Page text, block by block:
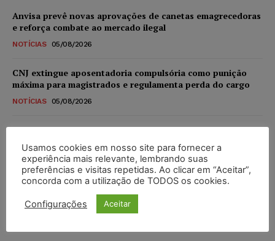
Anvisa prevê novas aprovações de canetas emagrecedoras
e reforça combate ao mercado ilegal
NOTÍCIAS 05/08/2026
CNJ extingue aposentadoria compulsória como punição
máxima para magistrados e regulamenta perda do cargo
NOTÍCIAS 05/08/2026
Justiça de SP rejeita ação da família de Alexandre de
Moraes contra senador Alessandro Vieira
NOTÍCIAS 05/08/2026
Conselho Nacional de Justiça determina afastamento da
juíza Gabriela Hardt por dois anos
Usamos cookies em nosso site para fornecer a
experiência mais relevante, lembrando suas
preferências e visitas repetidas. Ao clicar em “Aceitar”,
concorda com a utilização de TODOS os cookies.
Configurações Aceitar